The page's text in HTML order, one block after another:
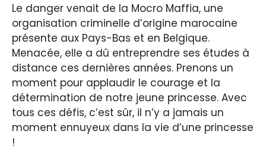
Le danger venait de la Mocro Maffia, une
organisation criminelle d’origine marocaine
présente aux Pays-Bas et en Belgique.
Menacée, elle a dû entreprendre ses études à
distance ces dernières années. Prenons un
moment pour applaudir le courage et la
détermination de notre jeune princesse. Avec
tous ces défis, c’est sûr, il n’y a jamais un
moment ennuyeux dans la vie d’une princesse
!